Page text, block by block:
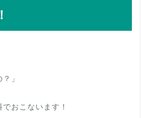
」
おこないます！